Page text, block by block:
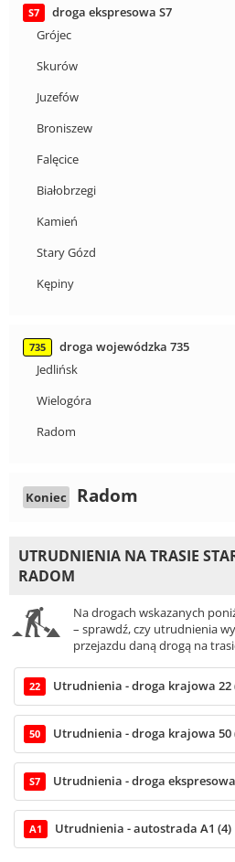
S7
droga ekspresowa S7
Grójec
Skurów
Juzefów
Broniszew
Falęcice
Białobrzegi
Kamień
Stary Gózd
Kępiny
735
droga wojewódzka 735
Jedlińsk
Wielogóra
Radom
Koniec Radom
UTRUDNIENIA NA TRASIE
RADOM
Na drogach wskazanych
– sprawdź, czy utrudnienia
przejazdu daną drogą na
22 Utrudnienia - droga krajowa 22
50 Utrudnienia - droga krajowa 50
S7 Utrudnienia - droga ekspresowa
A1 Utrudnienia - autostrada A1 (4)